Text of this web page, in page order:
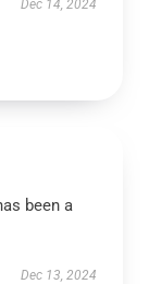
Dec 14, 2024
been a
Dec 13, 2024